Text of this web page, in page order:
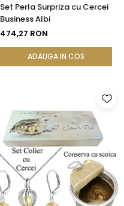
Set Perla Surpriza cu Cercei
Business Albi
474,27 RON
ADAUGA IN COS